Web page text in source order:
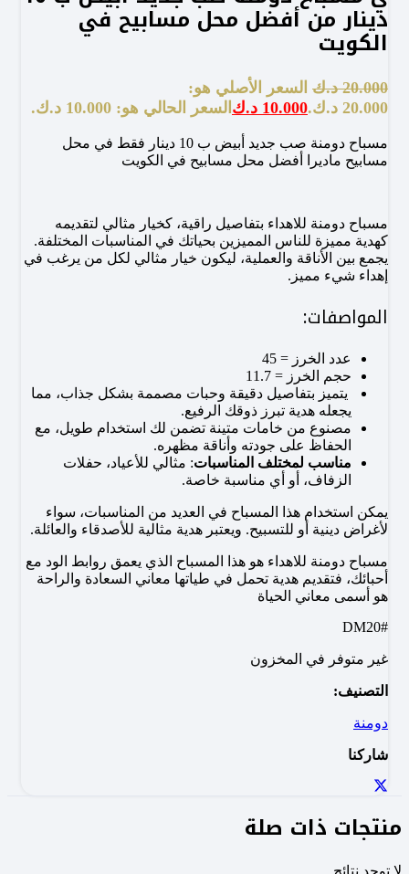
دينار من أفضل محل مسابيح في
الكويت
20.000 د.ك السعر الأصلي هو:
20.000 د.ك.
10.000 د.ك السعر الحالي هو: 10.000 د.ك.
مسباح دومنة صب جديد أبيض ب 10 دينار فقط في محل
مسابيح ماديرا أفضل محل مسابيح في الكويت
مسباح دومنة للاهداء بتفاصيل راقية، كخيار مثالي لتقديمه
كهدية مميزة للناس المميزين بحياتك في المناسبات المختلفة.
يجمع بين الأناقة والعملية، ليكون خيار مثالي لكل من يرغب في
إهداء شيء مميز.
المواصفات:
عدد الخرز = 45
حجم الخرز = 11.7
يتميز بتفاصيل دقيقة وحبات مصممة بشكل جذاب، مما
يجعله هدية تبرز ذوقك الرفيع.
مصنوع من خامات متينة تضمن لك استخدام طويل، مع
الحفاظ على جودته وأناقة مظهره.
مناسب لمختلف المناسبات: مثالي للأعياد، حفلات
الزفاف، أو أي مناسبة خاصة.
يمكن استخدام هذا المسباح في العديد من المناسبات، سواء
لأغراض دينية أو للتسبيح. ويعتبر هدية مثالية للأصدقاء والعائلة.
مسباح دومنة للاهداء هو هذا المسباح الذي يعمق روابط الود مع
أحبائك، فتقديم هدية تحمل في طياتها معاني السعادة والراحة
هو أسمى معاني الحياة
#DM20
غير متوفر في المخزون
التصنيف:
دومنة
شاركنا
منتجات ذات صلة
لا توجد نتائج.